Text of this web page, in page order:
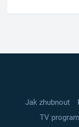
Jak zhubnout
TV program